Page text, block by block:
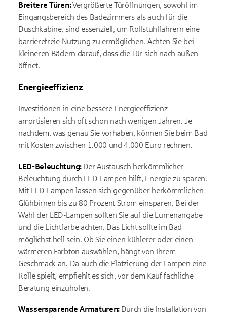
Breitere Türen:Vergrößerte Türöffnungen, sowohl im
Eingangsbereich des Badezimmers als auch für die
Duschkabine, sind essenziell, um Rollstuhlfahrern eine
barrierefreie Nutzung zu ermöglichen. Achten Sie bei
kleineren Bädern darauf, dass die Tür sich nach außen
öffnet.
Energieeffizienz
Investitionen in eine bessere Energieeffizienz
amortisieren sich oft schon nach wenigen Jahren. Je
nachdem, was genau Sie vorhaben, können Sie beim Bad
mit Kosten zwischen 1.000 und 4.000 Euro rechnen.
LED-Beleuchtung: Der Austausch herkömmlicher
Beleuchtung durch LED-Lampen hilft, Energie zu sparen.
Mit LED-Lampen lassen sich gegenüber herkömmlichen
Glühbirnen bis zu 80 Prozent Strom einsparen. Bei der
Wahl der LED-Lampen sollten Sie auf die Lumenangabe
und die Lichtfarbe achten. Das Licht sollte im Bad
möglichst hell sein. Ob Sie einen kühlerer oder einen
wärmeren Farbton auswählen, hängt von Ihrem
Geschmack an. Da auch die Platzierung der Lampen eine
Rolle spielt, empfiehlt es sich, vor dem Kauf fachliche
Beratung einzuholen.
Wassersparende Armaturen: Durch die Installation von